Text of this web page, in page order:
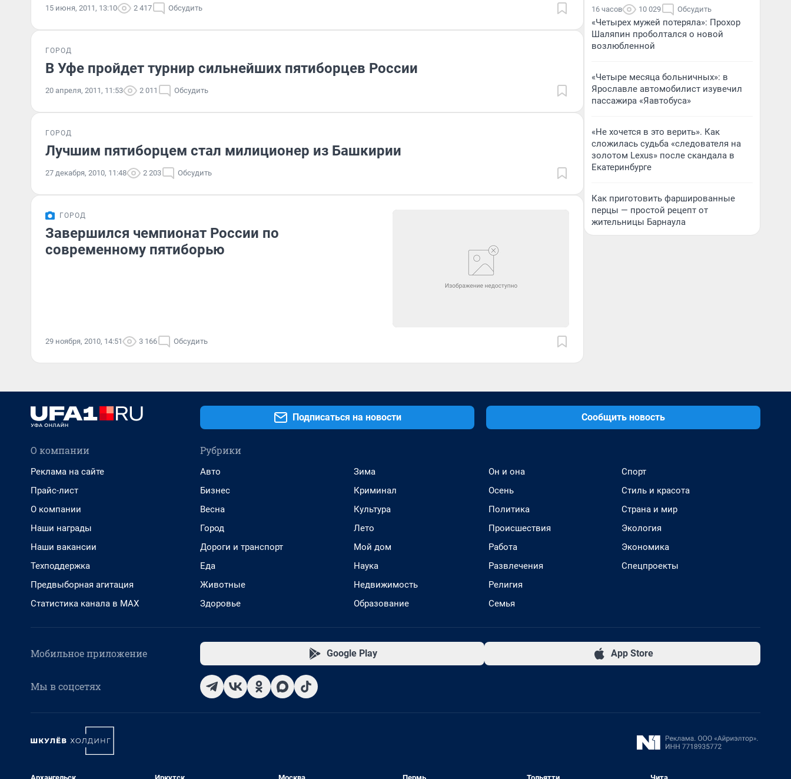
15 июня, 2011, 13:10 2 417 Обсудить
ГОРОД
В Уфе пройдет турнир сильнейших пятиборцев России
20 апреля, 2011, 11:53 2 011 Обсудить
ГОРОД
Лучшим пятиборцем стал милиционер из Башкирии
27 декабря, 2010, 11:48 2 203 Обсудить
ГОРОД
Завершился чемпионат России по
современному пятиборью
29 ноября, 2010, 14:51 3 166 Обсудить
16 часов 10 029 Обсудить
«Четырех мужей потеряла»: Прохор
Шаляпин проболтался о новой
возлюбленной
«Четыре месяца больничных»: в
Ярославле автомобилист изувечил
пассажира «Яавтобуса»
«Не хочется в это верить». Как
сложилась судьба «следователя на
золотом Lexus» после скандала в
Екатеринбурге
Как приготовить фаршированные
перцы — простой рецепт от
жительницы Барнаула
Подписаться на новости Сообщить новость
О компании
Реклама на сайте
Прайс-лист
О компании
Наши награды
Наши вакансии
Техподдержка
Предвыборная агитация
Статистика канала в MAX
Рубрики
Авто
Бизнес
Весна
Город
Дороги и транспорт
Еда
Животные
Здоровье
Зима
Криминал
Культура
Лето
Мой дом
Наука
Недвижимость
Образование
Он и она
Осень
Политика
Происшествия
Работа
Развлечения
Религия
Семья
Спорт
Стиль и красота
Страна и мир
Экология
Экономика
Спецпроекты
Мобильное приложение Google Play App Store
Мы в соцсетях